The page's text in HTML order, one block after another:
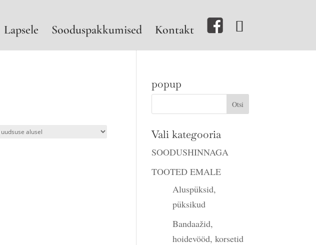
Lapsele Sooduspakkumised Kontakt
popup
Vali kategooria
SOODUSHINNAGA
TOOTED EMALE
Aluspüksid,
püksikud
Bandaažid,
hoidevööd, korsetid